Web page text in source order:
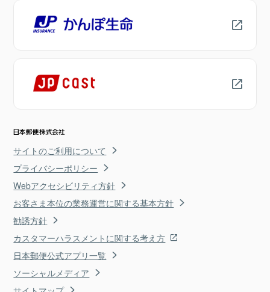
サイトのご利用について
プライバシーポリシー
Webアクセシビリティ方針
お客さま本位の業務運営に関する基本方針
勧誘方針
カスタマーハラスメントに関する考え方
日本郵便公式アプリ一覧
ソーシャルメディア